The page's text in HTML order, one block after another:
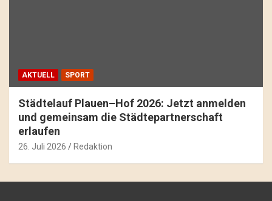
AKTUELL SPORT
Städtelauf Plauen–Hof 2026: Jetzt anmelden
und gemeinsam die Städtepartnerschaft
erlaufen
26. Juli 2026 Redaktion